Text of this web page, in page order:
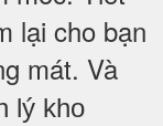
lại cho bạn
mát. Và
lý kho